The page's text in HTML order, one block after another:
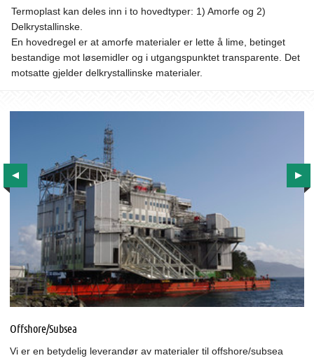
Termoplast kan deles inn i to hovedtyper: 1) Amorfe og 2)
Delkrystallinske.
En hovedregel er at amorfe materialer er lette å lime, betinget
bestandige mot løsemidler og i utgangspunktet transparente. Det
motsatte gjelder delkrystallinske materialer.
Offshore/Subsea
Vi er en betydelig leverandør av materialer til offshore/subsea